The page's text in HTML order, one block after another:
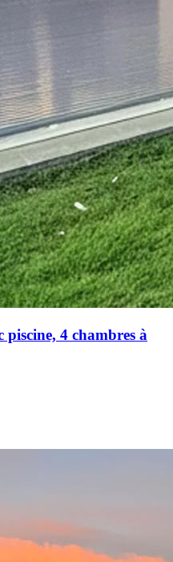
4 chambres à